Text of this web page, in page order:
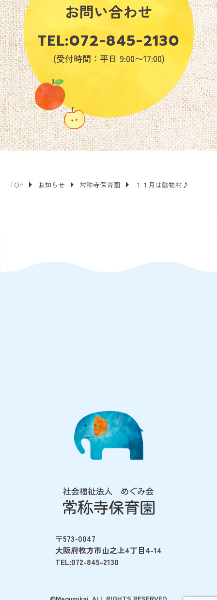
お問い合わせ
TEL:072-845-2130
(受付時間：平日 9:00〜17:00)
TOP お知らせ 常称寺保育園 １１月は動物村♪
〒573-0047
大阪府枚方市山之上4丁目4-14
TEL:072-845-2130